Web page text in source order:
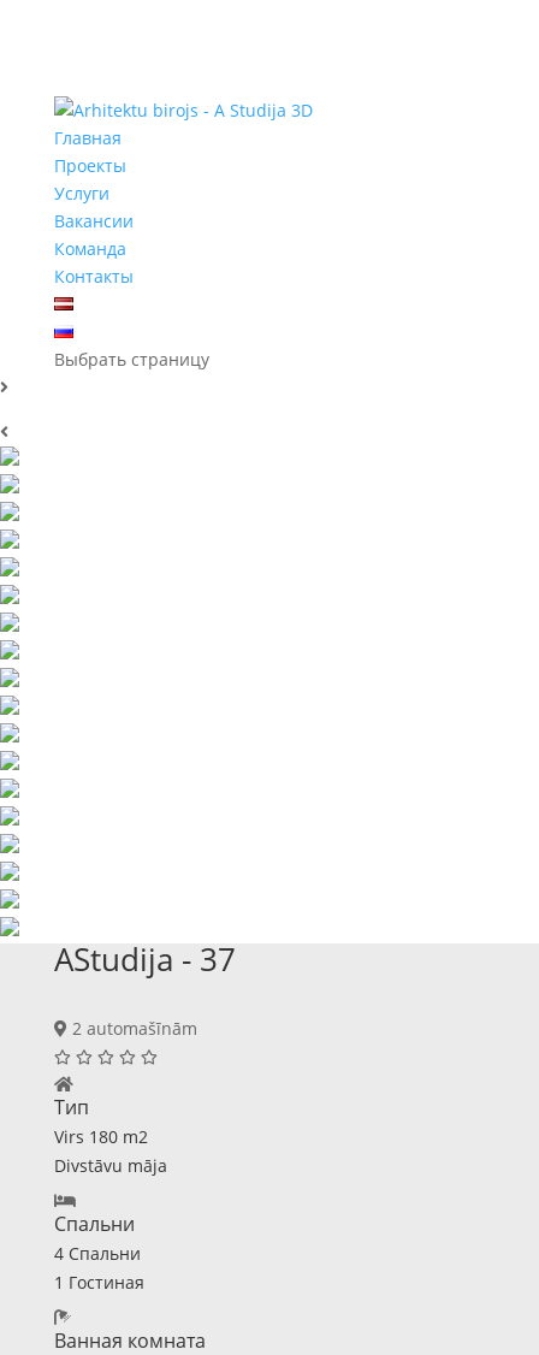
Главная
Проекты
Услуги
Вакансии
Команда
Контакты
Выбрать страницу
AStudija - 37
2 automašīnām
Тип
Virs 180 m2
Divstāvu māja
Спальни
4 Спальни
1 Гостиная
Ванная комната